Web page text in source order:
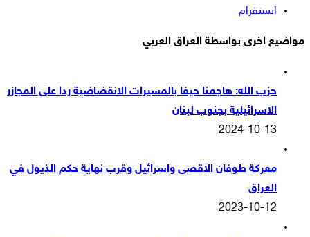
انستقرام
مواضيع اخرى بواسطة العراق العربي
حزب الله: هاجمنا حيفا بالمسيرات الانقضاضية ردا على المجازر
الاسرائيلية بجنوب لبنان
2024-10-13
معركة طوفان الاقصى واسرائيل وقرب نهاية حكم الذيول في
العراق
2023-10-12